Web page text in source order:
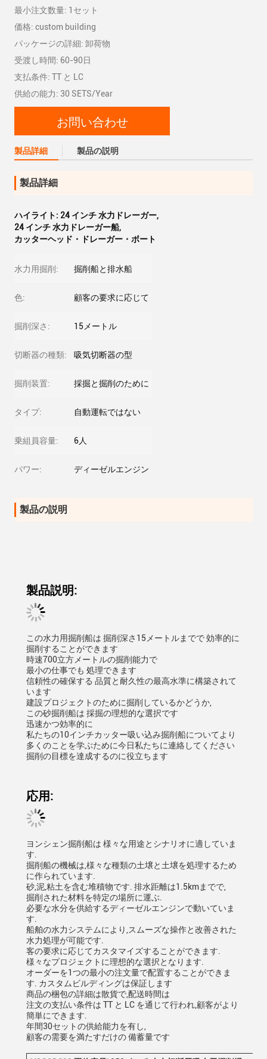
最小注文数量: 1セット
価格: custom building
パッケージの詳細: 卸荷物
受渡し時間: 60-90日
支払条件: TT と LC
供給の能力: 30 SETS/Year
お問い合わせ
製品詳細 製品の説明
製品詳細
ハイライト: 24 インチ 水力ドレーガー,
24 インチ 水力ドレーガー船,
カッターヘッド・ドレーガー・ボート
水力用掘削: 掘削船と排水船
色: 顧客の要求に応じて
掘削深さ: 15メートル
切断器の種類: 吸気切断器の型
掘削装置: 採掘と掘削のために
タイプ: 自動運転ではない
乗組員容量: 6人
パワー: ディーゼルエンジン
製品の説明
製品説明:
この水力用掘削船は 掘削深さ15メートルまでで 効率的に
掘削することができます
時速700立方メートルの掘削能力で
最小の仕事でも 処理できます
信頼性の確保する 品質と耐久性の最高水準に構築されて
います
建設プロジェクトのために掘削しているかどうか,
この砂掘削船は 採掘の理想的な選択です
迅速かつ効率的に
私たちの10インチカッター吸い込み掘削船についてより
多くのことを学ぶために今日私たちに連絡してください
掘削の目標を達成するのに役立ちます
応用:
ヨンシェン掘削船は 様々な用途とシナリオに適していま
す.
掘削船の機械は,様々な種類の土壌と土壌を処理するため
に作られています.
砂,泥,粘土を含む堆積物です. 排水距離は1.5kmまでで,
掘削された材料を特定の場所に運ぶ.
必要な水分を供給するディーゼルエンジンで動いていま
す.
船舶の水力システムにより,スムーズな操作と改善された
水力処理が可能です.
客の要求に応じてカスタマイズすることができます.
様々なプロジェクトに理想的な選択となります.
オーダーを1つの最小の注文量で配置することができま
す. カスタムビルディングは保証します
商品の梱包の詳細は散貨で,配送時間は
注文の支払い条件は TT と LC を通じて行われ,顧客がより
簡単にできます.
年間30セットの供給能力を有し,
顧客の需要を満たすだけの 備蓄量です